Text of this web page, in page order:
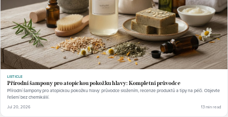
LISTICLE
Přírodní šampony pro atopickou pokožku hlavy: Kompletní průvodce
Přírodní šampony pro atopickou pokožku hlavy: průvodce složením, recenze produktů a tipy na péči. Objevte
řešení bez chemikálií.
Jul 20, 2026 13 min read